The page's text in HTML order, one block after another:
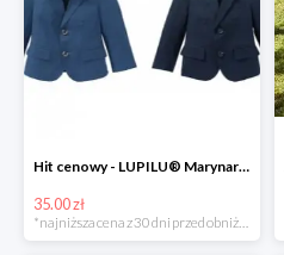
Hit cenowy - LUPILU® Marynarka chłopięca
35.00 zł